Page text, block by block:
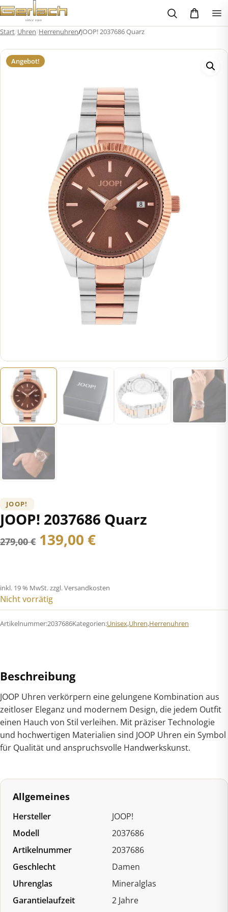
Zum
Inhalt
springen
Start/Uhren/Herrenuhren/JOOP! 2037686 Quarz
Angebot!
JOOP!
JOOP! 2037686 Quarz
279,00€ Ursprünglicher
war:
279,00 €
139,00 €Aktueller
ist:
139,00 €.
inkl. 19 % MwSt.zzgl. Versandkosten
Nicht vorrätig
Artikelnummer:2037686Kategorien:Unisex,Uhren,Herrenuhren
Beschreibung
JOOP Uhren verkörpern eine gelungene Kombination aus
zeitloser Eleganz und modernem Design, die jedem Outfit
einen Hauch von Stil verleihen. Mit präziser Technologie
und hochwertigen Materialien sind JOOP Uhren ein Symbol
für Qualität und anspruchsvolle Handwerkskunst.
Allgemeines
Hersteller
JOOP!
Modell
2037686
Artikelnummer
2037686
Geschlecht
Damen
Uhrenglas
Mineralglas
Garantielaufzeit
2 Jahre